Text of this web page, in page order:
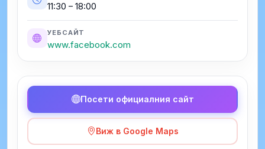
11:30 – 18:00
УЕБСАЙТ
www.facebook.com
Посети официалния сайт
Виж в Google Maps